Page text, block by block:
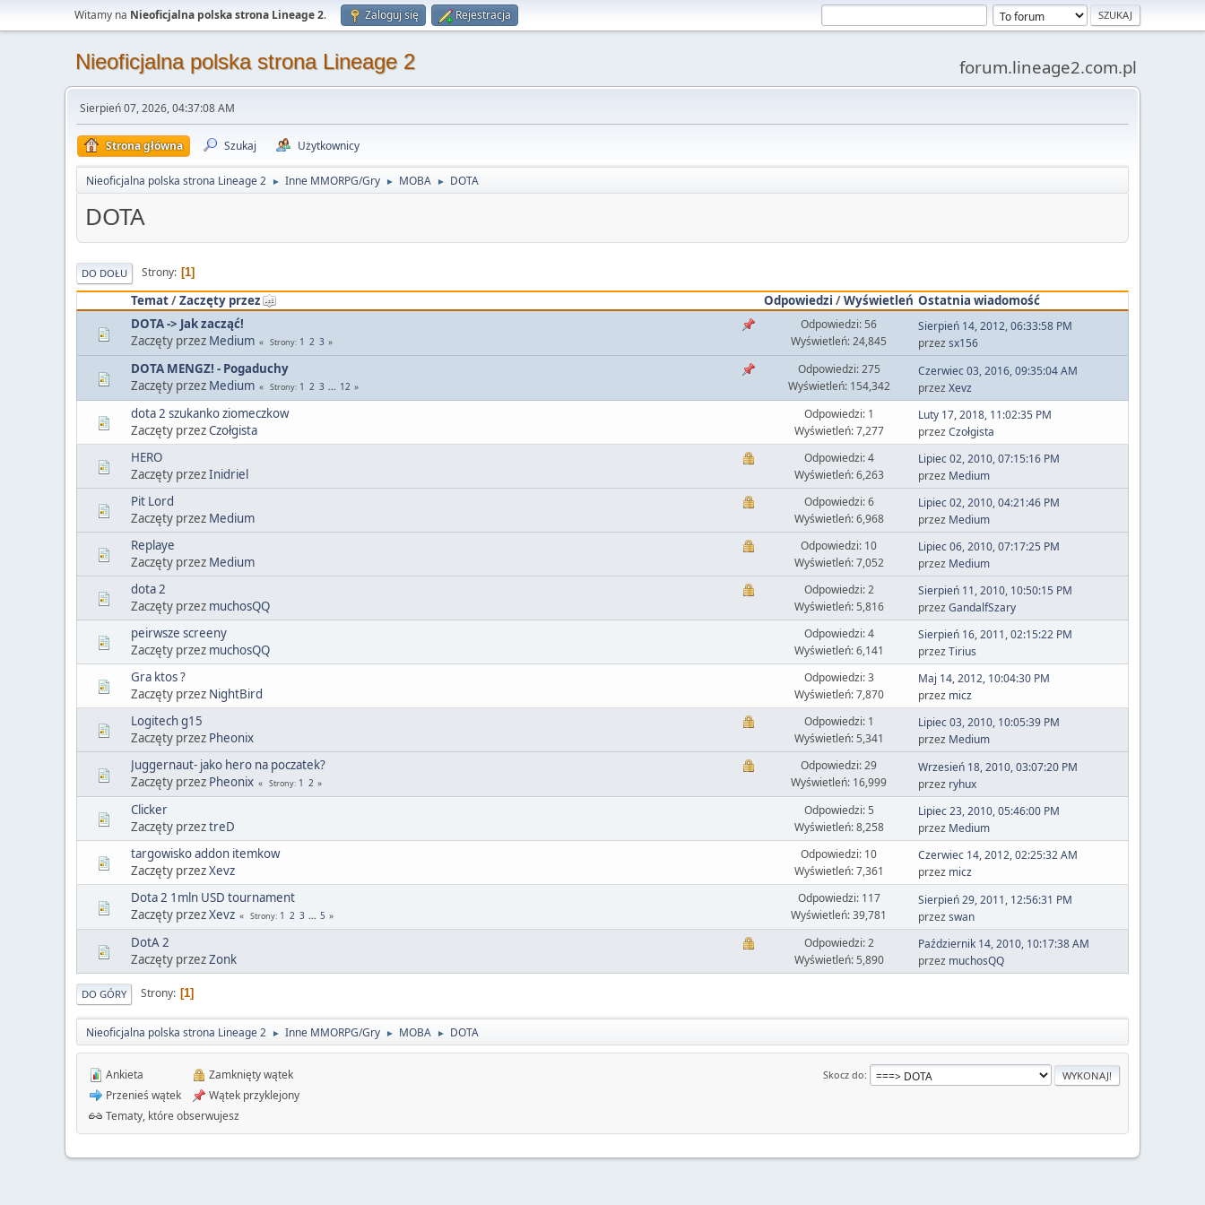
Witamy na Nieoficjalna polska strona Lineage 2. Zaloguj się Rejestracja
Nieoficjalna polska strona Lineage 2 forum.lineage2.com.pl
Sierpień 07, 2026, 04:37:08 AM
Strona główna Szukaj Użytkownicy
Nieoficjalna polska strona Lineage 2 ► Inne MMORPG/Gry ► MOBA ► DOTA
DOTA
DO DOŁU Strony 1
Temat/Zaczęty przez Odpowiedzi /Wyświetleń Ostatnia wiadomość
DOTA -> Jak zacząć!
Zaczęty przez Medium Strony 1 2 3
Odpowiedzi: 56
Wyświetleń: 24,845
Sierpień 14, 2012, 06:33:58 PM
przezsx156
DOTA MENGZ! - Pogaduchy
Zaczęty przez Medium Strony 1 2 3 ... 12
Odpowiedzi: 275
Wyświetleń: 154,342
Czerwiec 03, 2016, 09:35:04 AM
przezXevz
dota 2 szukanko ziomeczkow
Zaczęty przezCzołgista
Odpowiedzi: 1
Wyświetleń: 7,277
Luty 17, 2018, 11:02:35 PM
przezCzołgista
HERO
Zaczęty przezInidriel
Odpowiedzi: 4
Wyświetleń: 6,263
Lipiec 02, 2010, 07:15:16 PM
przez Medium
Pit Lord
Zaczęty przez Medium
Odpowiedzi: 6
Wyświetleń: 6,968
Lipiec 02, 2010, 04:21:46 PM
przez Medium
Replaye
Zaczęty przez Medium
Odpowiedzi: 10
Wyświetleń: 7,052
Lipiec 06, 2010, 07:17:25 PM
przez Medium
dota 2
Zaczęty przez muchosQQ
Odpowiedzi: 2
Wyświetleń: 5,816
Sierpień 11, 2010, 10:50:15 PM
przezGandalfSzary
peirwsze screeny
Zaczęty przez muchosQQ
Odpowiedzi: 4
Wyświetleń: 6,141
Sierpień 16, 2011, 02:15:22 PM
przezTirius
Gra ktos ?
Zaczęty przez NightBird
Odpowiedzi: 3
Wyświetleń: 7,870
Maj 14, 2012, 10:04:30 PM
przez micz
Logitech g15
Zaczęty przez Pheonix
Odpowiedzi: 1
Wyświetleń: 5,341
Lipiec 03, 2010, 10:05:39 PM
przez Medium
Juggernaut- jako hero na poczatek?
Zaczęty przez Pheonix Strony 1 2
Odpowiedzi: 29
Wyświetleń: 16,999
Wrzesień 18, 2010, 03:07:20 PM
przez ryhux
Clicker
Zaczęty przeztreD
Odpowiedzi: 5
Wyświetleń: 8,258
Lipiec 23, 2010, 05:46:00 PM
przez Medium
targowisko addon itemkow
Zaczęty przezXevz
Odpowiedzi: 10
Wyświetleń: 7,361
Czerwiec 14, 2012, 02:25:32 AM
przez micz
Dota 2 1mln USD tournament
Zaczęty przezXevz Strony 1 2 3 ... 5
Odpowiedzi: 117
Wyświetleń: 39,781
Sierpień 29, 2011, 12:56:31 PM
przezswan
DotA 2
Zaczęty przezZonk
Odpowiedzi: 2
Wyświetleń: 5,890
Październik 14, 2010, 10:17:38 AM
przez muchosQQ
DO GÓRY Strony 1
Nieoficjalna polska strona Lineage 2 ► Inne MMORPG/Gry ► MOBA ► DOTA
Skocz do
Ankieta
Przenieś wątek
Zamknięty wątek
Wątek przyklejony
Tematy, które obserwujesz